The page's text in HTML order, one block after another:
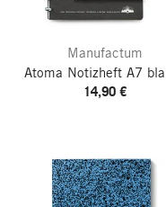
Manufactum
Atoma Notizheft A7
14,90 €